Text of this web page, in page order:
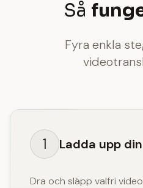
Så
Fyra enkla
1 Ladda upp
Dra och släpp valfri